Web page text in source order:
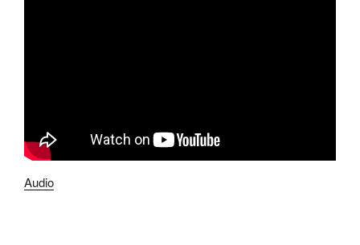
Audio